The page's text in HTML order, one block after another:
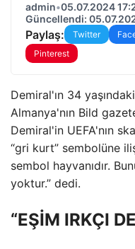
admin•05.07.2024
Güncellendi:
Paylaş: Twitter
Pinterest
Demiral'ın 34
Almanya'nın Bild
Demiral'in UEFA'nın
“gri kurt” sembolüne
sembol hayvanıdır.
yoktur.” dedi.
“EŞİM IRKÇI